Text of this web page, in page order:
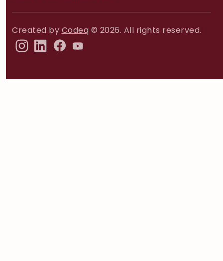
Created by Codeq © 2026. All rights reserved.